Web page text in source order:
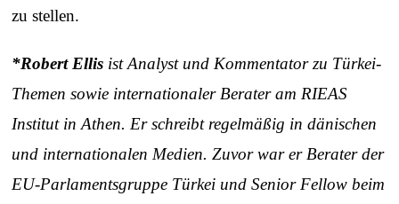
zu stellen.
*Robert Ellis ist Analyst und Kommentator zu Türkei-
Themen sowie internationaler Berater am RIEAS
Institut in Athen. Er schreibt regelmäßig in dänischen
und internationalen Medien. Zuvor war er Berater der
EU‑Parlamentsgruppe Türkei und Senior Fellow beim